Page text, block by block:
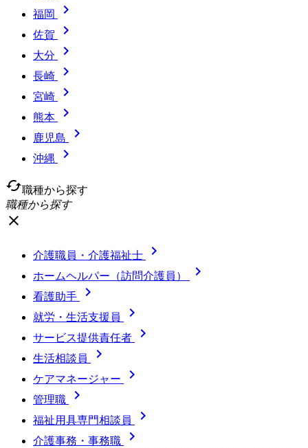
福岡 
佐賀 
大分 
長崎 
宮崎 
熊本 
鹿児島 
沖縄

cached職種から探す
職種から探す
close
介護職員・介護福祉士 
ホームヘルパー（訪問介護員） 
看護助手 
就労・生活支援員 
サービス提供責任者 
生活相談員 
ケアマネージャー 
管理職 
福祉用具専門相談員 
介護事務・事務職 